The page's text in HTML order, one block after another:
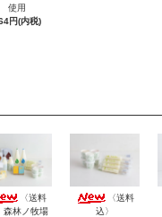
使用
円(内税)
〈送料
森林ノ牧場
〈送料
込〉